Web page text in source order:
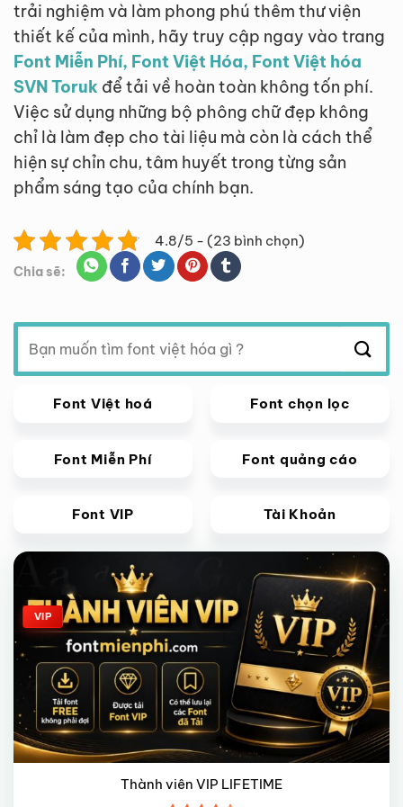
trải nghiệm và làm phong phú thêm thư viện
thiết kế của mình, hãy truy cập ngay vào trang
Font Miễn Phí, Font Việt Hóa, Font Việt hóa
SVN Toruk để tải về hoàn toàn không tốn phí.
Việc sử dụng những bộ phông chữ đẹp không
chỉ là làm đẹp cho tài liệu mà còn là cách thể
hiện sự chỉn chu, tâm huyết trong từng sản
phẩm sáng tạo của chính bạn.
4.8/5 - (23 bình chọn)
Chia sẽ:
Tìm
kiếm:
Font Việt hoá Font chọn lọc
Font Miễn Phí Font quảng cáo
Font VIP Tài Khoản
Giảm giá!
VIP
Thành viên VIP LIFETIME